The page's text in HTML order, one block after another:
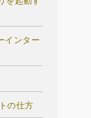
インター
の仕方